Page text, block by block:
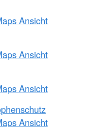
Ansicht
Ansicht
Ansicht
Ansicht